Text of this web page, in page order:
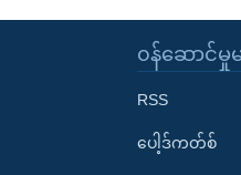
၀န်ဆောင်မှုမ
RSS
ပေါ့ဒ်ကတ်စ်